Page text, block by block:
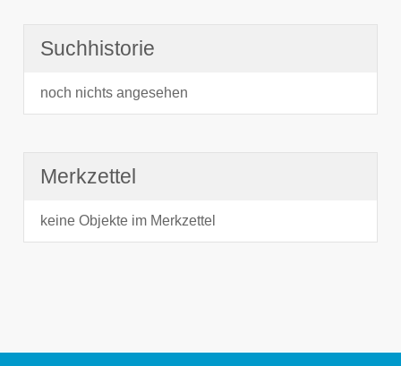
Suchhistorie
noch nichts angesehen
Merkzettel
keine Objekte im Merkzettel